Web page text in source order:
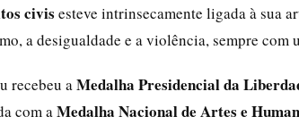
civis esteve intrinsecamente ligada à sua
a desigualdade e a violência, sempre com
recebeu a Medalha Presidencial da
com a Medalha Nacional de Artes e